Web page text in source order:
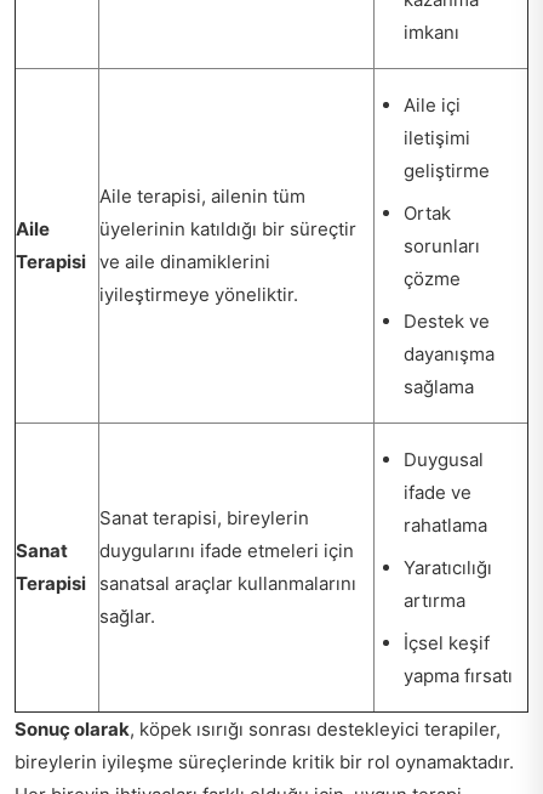
imkanı
Aile
Terapisi
Aile terapisi, ailenin tüm
üyelerinin katıldığı bir süreçtir
ve aile dinamiklerini
iyileştirmeye yöneliktir.
Aile içi
iletişimi
geliştirme
Ortak
sorunları
çözme
Destek ve
dayanışma
sağlama
Sanat
Terapisi
Sanat terapisi, bireylerin
duygularını ifade etmeleri için
sanatsal araçlar kullanmalarını
sağlar.
Duygusal
ifade ve
rahatlama
Yaratıcılığı
artırma
İçsel keşif
yapma fırsatı
Sonuç olarak, köpek ısırığı sonrası destekleyici terapiler,
bireylerin iyileşme süreçlerinde kritik bir rol oynamaktadır.